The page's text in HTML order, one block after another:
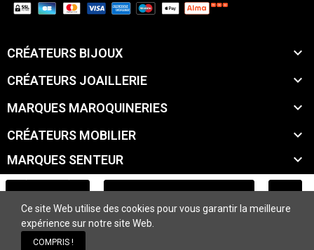
CRÉATEURS BIJOUX 
CRÉATEURS JOAILLERIE 
MARQUES MAROQUINERIES 
CRÉATEURS MOBILIER 
MARQUES SENTEUR 

MARQUES BEAUTÉ 
Ce site Web utilise des cookies pour vous garantir la meilleure
expérience sur notre site Web.
COMPRIS !